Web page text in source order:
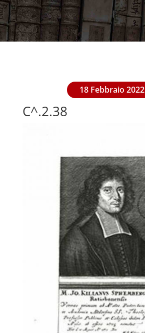
18 Febbraio 2022
C^.2.38